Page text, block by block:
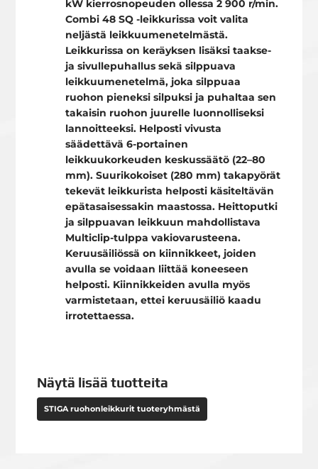
kW kierrosnopeuden ollessa 2 900 r/min.
Combi 48 SQ -leikkurissa voit valita
neljästä leikkuumenetelmästä.
Leikkurissa on keräyksen lisäksi taakse-
ja sivullepuhallus sekä silppuava
leikkuumenetelmä, joka silppuaa
ruohon pieneksi silpuksi ja puhaltaa sen
takaisin ruohon juurelle luonnolliseksi
lannoitteeksi. Helposti vivusta
säädettävä 6-portainen
leikkuukorkeuden keskussäätö (22–80
mm). Suurikokoiset (280 mm) takapyörät
tekevät leikkurista helposti käsiteltävän
epätasaisessakin maastossa. Heittoputki
ja silppuavan leikkuun mahdollistava
Multiclip-tulppa vakiovarusteena.
Keruusäiliössä on kiinnikkeet, joiden
avulla se voidaan liittää koneeseen
helposti. Kiinnikkeiden avulla myös
varmistetaan, ettei keruusäiliö kaadu
irrotettaessa.
Näytä lisää tuotteita
STIGA ruohonleikkurit tuoteryhmästä